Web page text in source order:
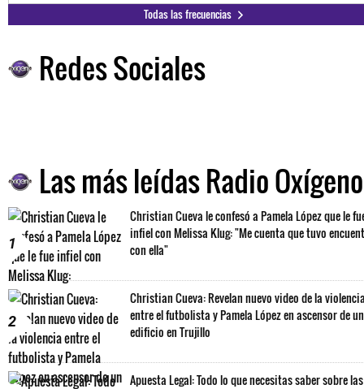
Todas las frecuencias
Redes Sociales
Las más leídas Radio Oxígeno
1
Christian Cueva le confesó a Pamela López que le
infiel con Melissa Klug: "Me cuenta que tuvo
con ella"
2
Christian Cueva: Revelan nuevo video de la
entre el futbolista y Pamela López en ascensor de un
edificio en Trujillo
Apuesta Legal: Todo lo que necesitas saber sobre las